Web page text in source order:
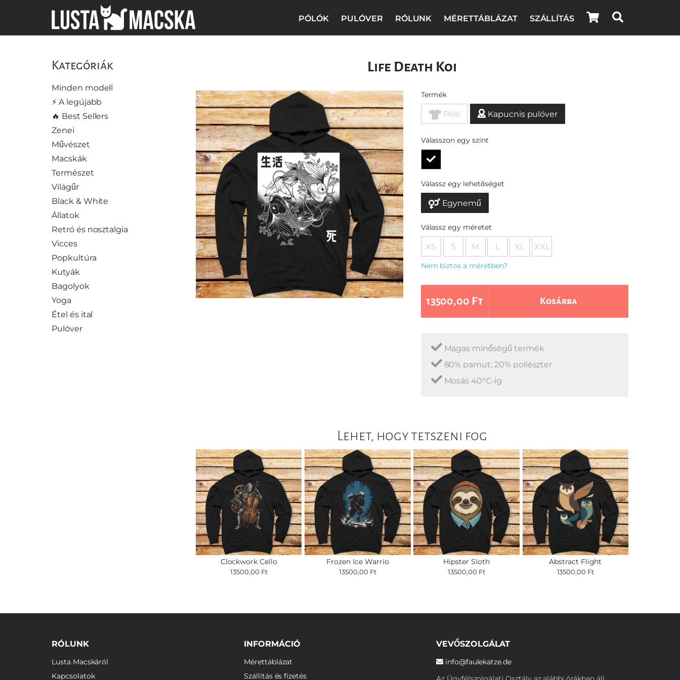
PÓLÓK PULÓVER RÓLUNK MÉRETTÁBLÁZAT SZÁLLÍTÁS
Kategóriák
Minden modell
⚡️ A legújabb
🔥 Best Sellers
Zenei
Művészet
Macskák
Természet
Világűr
Black & White
Állatok
Retró és nosztalgia
Vicces
Popkultúra
Kutyák
Bagolyok
Yoga
Étel és ital
Pulóver
Life Death Koi
Termék
Póló Kapucnis pulóver
Válasszon egy színt
Válassz egy lehetőséget
Egynemű
Válassz egy méretet
XS S M L XL XXL
Nem biztos a méretben?
13500,00 Ft Kosárba
Magas minőségű termék
80% pamut, 20% poliészter
Mosás 40°C-ig
Lehet, hogy tetszeni fog
Clockwork Cello
13500,00 Ft
Frozen Ice Warrio
13500,00 Ft
Hipster Sloth
13500,00 Ft
Abstract Flight
13500,00 Ft
RÓLUNK
Lusta Macskáról
Kapcsolatok
INFORMÁCIÓ
Mérettáblázat
Szállítás és fizetés
VEVŐSZOLGÁLAT
info@faulekatze.de